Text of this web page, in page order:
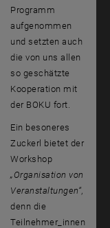
Programm
aufgenommen
und setzten auch
die von uns allen
so geschätzte
Kooperation mit
der BOKU fort.
Ein besoneres
Zuckerl bietet der
Workshop
„Organisation von
Veranstaltungen“,
denn die
Teilnehmer_innen